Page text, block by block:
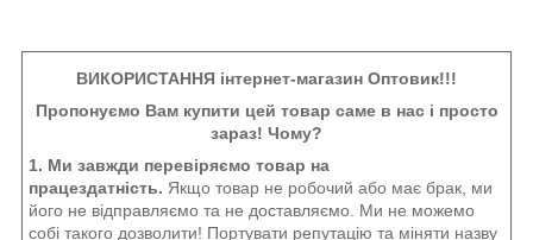
ВИКОРИСТАННЯ інтернет-магазин Оптовик!!!
Пропонуємо Вам купити цей товар саме в нас і просто
зараз! Чому?
1. Ми завжди перевіряємо товар на
працездатність. Якщо товар не робочий або має брак, ми
його не відправляємо та не доставляємо. Ми не можемо
собі такого дозволити! Портувати репутацію та міняти назву